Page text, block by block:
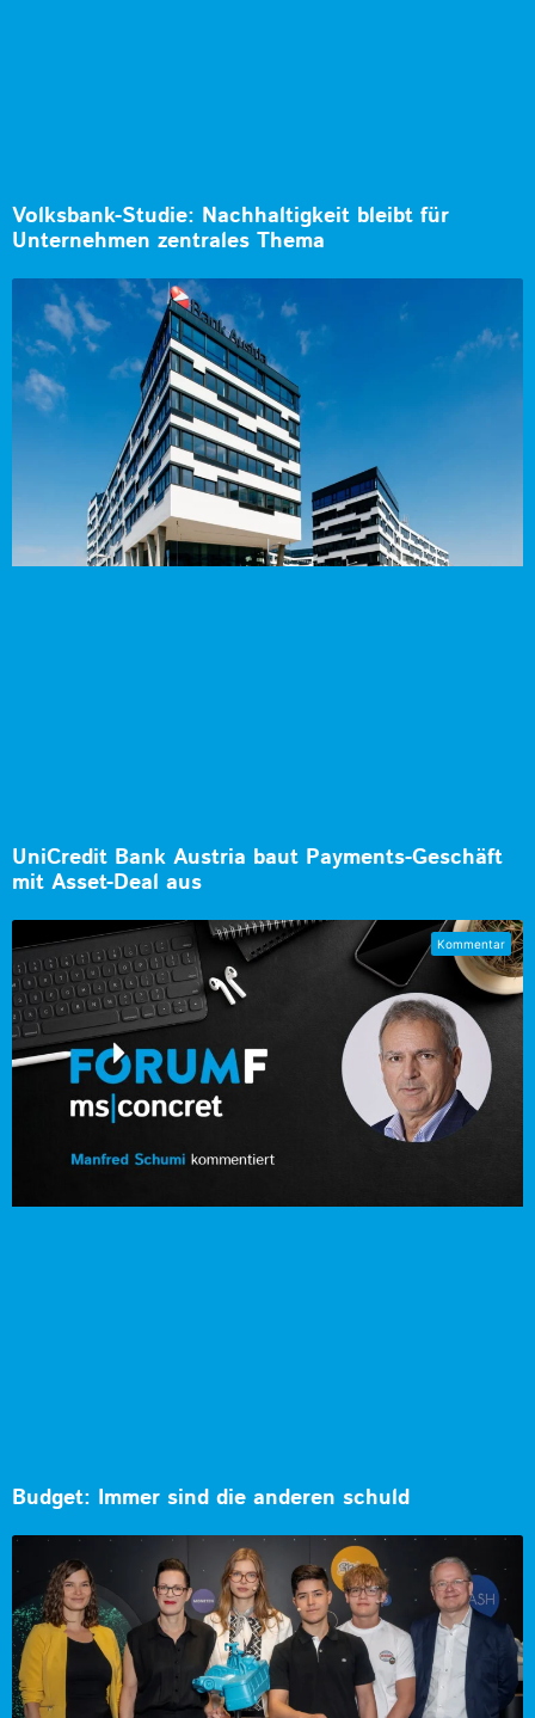
Volksbank-Studie: Nachhaltigkeit bleibt für
Unternehmen zentrales Thema
UniCredit Bank Austria baut Payments-Geschäft
mit Asset-Deal aus
Budget: Immer sind die anderen schuld